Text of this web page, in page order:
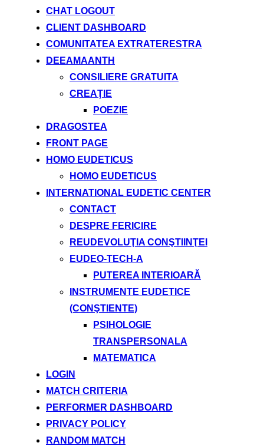
CHAT LOGOUT
CLIENT DASHBOARD
COMUNITATEA EXTRATERESTRA
DEEAMAANTH
CONSILIERE GRATUITA
CREAŢIE
POEZIE
DRAGOSTEA
FRONT PAGE
HOMO EUDETICUS
HOMO EUDETICUS
INTERNATIONAL EUDETIC CENTER
CONTACT
DESPRE FERICIRE
REUDEVOLUŢIA CONŞTIINŢEI
EUDEO-TECH-A
PUTEREA INTERIOARĂ
INSTRUMENTE EUDETICE
(CONŞTIENTE)
PSIHOLOGIE
TRANSPERSONALA
MATEMATICA
LOGIN
MATCH CRITERIA
PERFORMER DASHBOARD
PRIVACY POLICY
RANDOM MATCH